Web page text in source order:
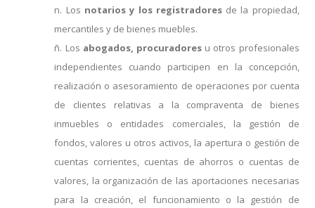
n. Los notarios y los registradoresde la propiedad,
mercantiles y de bienes muebles.
ñ. Los abogados, procuradores u otros profesionales
independientes cuando participen en la concepción,
realización o asesoramiento de operaciones por cuenta
de clientes relativas a la compraventa de bienes
inmuebles o entidades comerciales, la gestión de
fondos, valores u otros activos, la apertura o gestión de
cuentas corrientes, cuentas de ahorros o cuentas de
valores, la organización de las aportaciones necesarias
para la creación, el funcionamiento o la gestión de